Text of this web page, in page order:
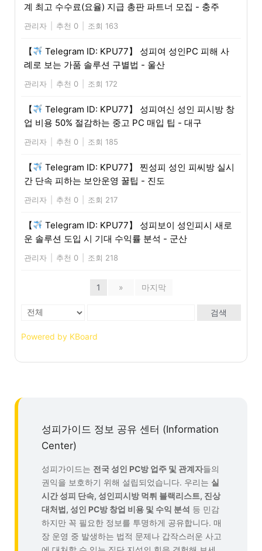
계 최고 수수료(요율) 지급 총판 파트너 모집 - 충주
관리자 추천 0 조회 163
【
Telegram ID: KPU77】 성피여 성인PC 피해 사
례로 보는 가품 솔루션 구별법 - 울산
관리자 추천 0 조회 172
【
Telegram ID: KPU77】 성피여신 성인 피시방 창
업 비용 50% 절감하는 중고 PC 매입 팁 - 대구
관리자 추천 0 조회 185
【
Telegram ID: KPU77】 찐성피 성인 피씨방 실시
간 단속 피하는 보안운영 꿀팁 - 진도
관리자 추천 0 조회 217
【
Telegram ID: KPU77】 성피보이 성인피시 새로
운 솔루션 도입 시 기대 수익률 분석 - 군산
관리자 추천 0 조회 218
1 » 마지막
검색
Powered by KBoard
성피가이드 정보 공유 센터 (Information
Center)
성피가이드는 전국 성인 PC방 업주 및 관계자들의
권익을 보호하기 위해 설립되었습니다. 우리는 실
시간 성피 단속, 성인피시방 먹튀 블랙리스트, 진상
대처법, 성인 PC방 창업 비용 및 수익 분석 등 민감
하지만 꼭 필요한 정보를 투명하게 공유합니다. 매
장 운영 중 발생하는 법적 문제나 갑작스러운 사고